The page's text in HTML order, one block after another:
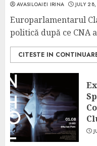
AVASILOAIEI IRINA JULY
Europarlamentarul
politică după ce CNA
CITESTE IN